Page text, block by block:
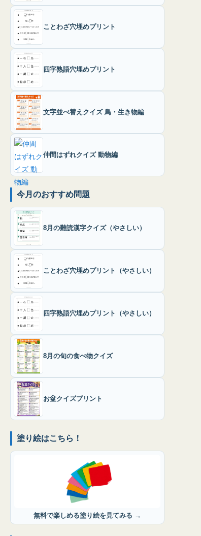
ことわざ穴埋めプリント
四字熟語穴埋めプリント
文字並べ替えクイズ 鳥・生き物編
仲間はずれクイズ 動物編
今月のおすすめ問題
8月の難読漢字クイズ（やさしい）
ことわざ穴埋めプリント（やさしい）
四字熟語穴埋めプリント（やさしい）
8月の旬の食べ物クイズ
お盆クイズプリント
塗り絵はこちら！
無料で楽しめる塗り絵を見てみる →